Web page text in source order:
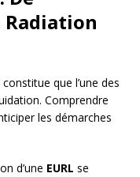
Radiation
constitue que l’une des
Comprendre
les démarches
d’une EURL se